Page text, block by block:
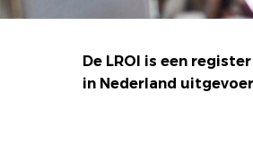
De LROI is een
in Nederland